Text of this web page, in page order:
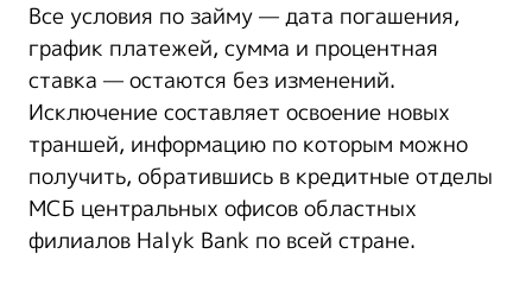
Все условия по займу — дата погашения,
график платежей, сумма и процентная
ставка — остаются без изменений.
Исключение составляет освоение новых
траншей, информацию по которым можно
получить, обратившись в кредитные отделы
МСБ центральных офисов областных
филиалов Halyk Bank по всей стране.